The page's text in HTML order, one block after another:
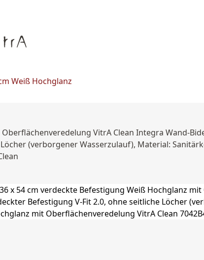
Weiß Hochglanz
VitrA Clean Integra Wand-
(verborgener Wasserzulauf), Material: